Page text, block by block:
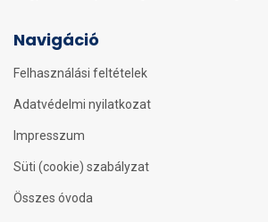
Navigáció
Felhasználási feltételek
Adatvédelmi nyilatkozat
Impresszum
Süti (cookie) szabályzat
Összes óvoda